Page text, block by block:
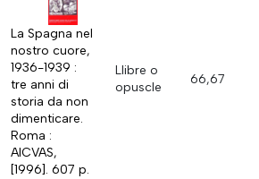
La Spagna nel
nostro cuore,
1936-1939 :
tre anni di
storia da non
dimenticare.
Roma :
AICVAS,
[1996]. 607 p.
Llibre o
opuscle
66,67